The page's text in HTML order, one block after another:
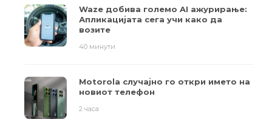
Waze добива големо AI ажурирање:
Апликацијата сега учи како да
возите
40 минути
Motorola случајно го откри името на
новиот телефон
2 часа